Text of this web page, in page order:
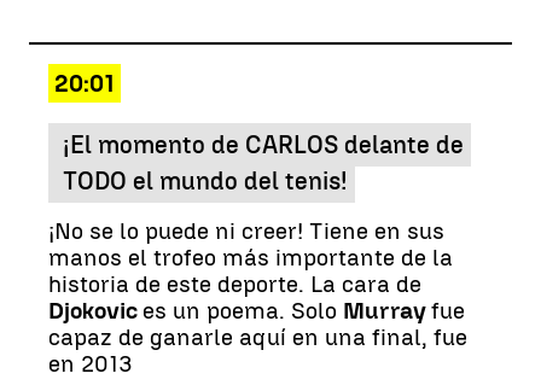
20:01
¡El momento de CARLOS delante de
TODO el mundo del tenis!
¡No se lo puede ni creer! Tiene en sus
manos el trofeo más importante de la
historia de este deporte. La cara de
Djokovic es un poema. Solo Murrayfue
capaz de ganarle aquí en una final, fue
en 2013